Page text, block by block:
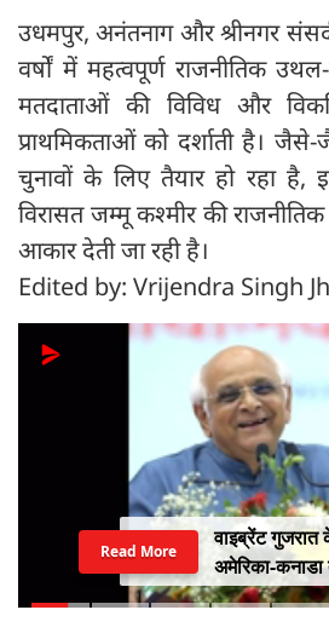
उधमपुर, अनंतनाग और श्रीनगर
वर्षों में महत्वपूर्ण राजनीतिक
मतदाताओं की विविध और
प्राथमिकताओं को दर्शाती है।
चुनावों के लिए तैयार हो रहा है,
विरासत जम्मू कश्मीर की
आकार देती जा रही है।
Edited by: Vrijendra Singh
वाइब्रेंट
अमेरिका-
संभालेंगे जापान-
Read More